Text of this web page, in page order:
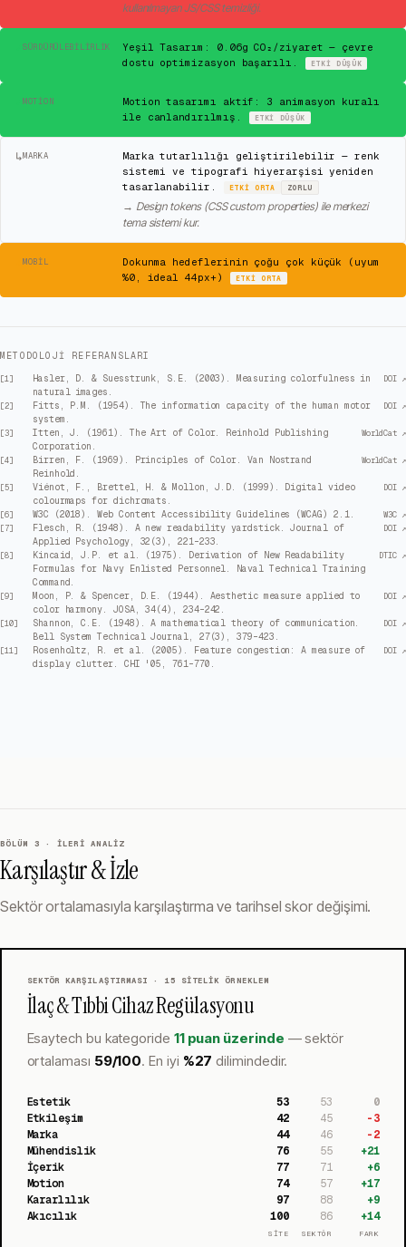
kullanılmayan JS/CSS temizliği.
SÜRDÜRÜLEBILIRLIK
Yeşil Tasarım: 0.06g CO₂/ziyaret — çevre
dostu optimizasyon başarılı.
ETKI DÜŞÜK
MOTION
Motion tasarımı aktif: 3 animasyon kuralı
ile canlandırılmış.
ETKI DÜŞÜK
↳MARKA
Marka tutarlılığı geliştirilebilir — renk
sistemi ve tipografi hiyerarşisi yeniden
tasarlanabilir.
ETKIORTA ZORLU
→ Design tokens (CSS custom properties) ile merkezi
tema sistemi kur.
MOBIL
Dokunma hedeflerinin çoğu çok küçük (uyum
%0, ideal 44px+)
ETKI ORTA
METODOLOJI REFERANSLARI
[1]
Hasler, D. & Suesstrunk, S.E. (2003). Measuring colorfulness in
natural images.
DOI ↗
[2]
Fitts, P.M. (1954). The information capacity of the human motor
system.
DOI ↗
[3]
Itten, J. (1961). The Art of Color. Reinhold Publishing
Corporation.
WorldCat ↗
[4]
Birren, F. (1969). Principles of Color. Van Nostrand
Reinhold.
WorldCat ↗
[5]
Viénot, F., Brettel, H. & Mollon, J.D. (1999). Digital video
colourmaps for dichromats.
DOI ↗
[6] W3C (2018). Web Content Accessibility Guidelines (WCAG) 2.1.
W3C ↗
[7]
Flesch, R. (1948). A new readability yardstick. Journal of
Applied Psychology, 32(3), 221–233.
DOI ↗
[8]
Kincaid, J.P. et al. (1975). Derivation of New Readability
Formulas for Navy Enlisted Personnel. Naval Technical Training
Command.
DTIC ↗
[9]
Moon, P. & Spencer, D.E. (1944). Aesthetic measure applied to
color harmony. JOSA, 34(4), 234–242.
DOI ↗
[10]
Shannon, C.E. (1948). A mathematical theory of communication.
Bell System Technical Journal, 27(3), 379–423.
DOI ↗
[11]
Rosenholtz, R. et al. (2005). Feature congestion: A measure of
display clutter. CHI '05, 761–770.
DOI ↗
BÖLÜM 3 · İLERI ANALIZ
Karşılaştır & İzle
Sektör ortalamasıyla karşılaştırma ve tarihsel skor değişimi.
SEKTÖR KARŞILAŞTIRMASI · 15 SITELIK ÖRNEKLEM
İlaç & Tıbbi Cihaz Regülasyonu
Esaytech bu kategoride 11 puan üzerinde — sektör
ortalaması 59/100. En iyi %27 dilimindedir.
Estetik 53 53
0
Etkileşim
42 45
-3
Marka
44 46
-2
Mühendislik
76 55 +21
İçerik
77 71 +6
Motion
74 57 +17
Kararlılık
97 88 +9
Akıcılık
100 86 +14
SİTE SEKTÖR FARK